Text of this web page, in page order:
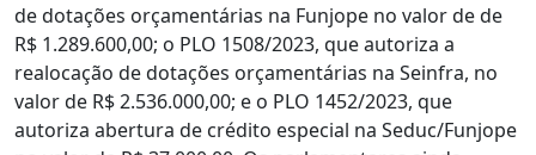
de dotações orçamentárias na Funjope no valor de de
R$ 1.289.600,00; o PLO 1508/2023, que autoriza a
realocação de dotações orçamentárias na Seinfra, no
valor de R$ 2.536.000,00; e o PLO 1452/2023, que
autoriza abertura de crédito especial na Seduc/Funjope